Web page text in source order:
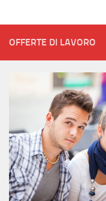
OFFERTE DI LAVORO